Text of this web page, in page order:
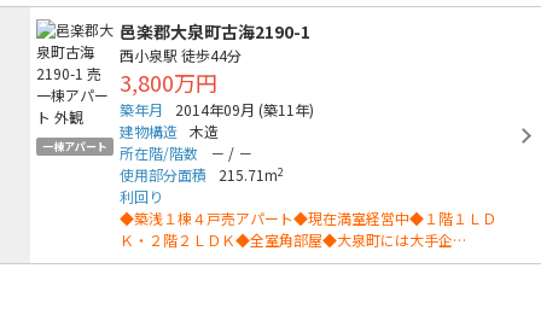
一棟アパート
邑楽郡大泉町古海2190-1
西小泉駅 徒歩44分
3,800万円
築年月 2014年09月 (築11年)
建物構造 木造
所在階/階数
－ / －
使用部分面積
215.71m2
利回り
◆築浅１棟４戸売アパート◆現在満室経営中◆１階１ＬＤ
Ｋ・２階２ＬＤＫ◆全室角部屋◆大泉町には大手企…